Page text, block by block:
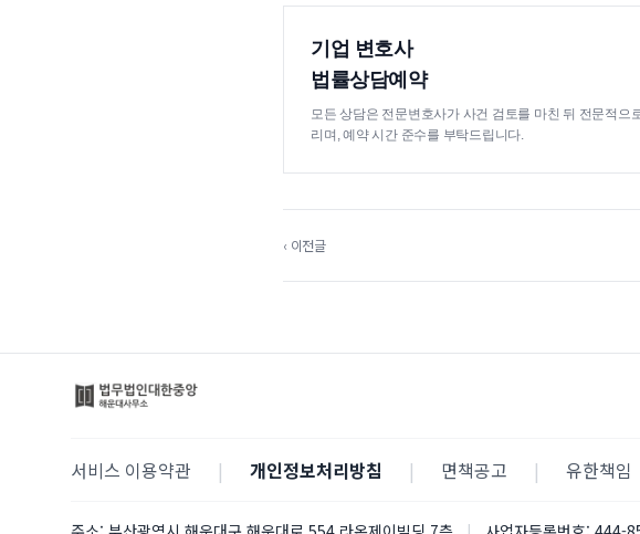
기업 변호사
법률상담예약
모든 상담은 전문변호사가 사건 검토를 마친 뒤 전문적
리며, 예약 시간 준수를 부탁드립니다.
‹ 이전글
서비스 이용약관 | 개인정보처리방침 | 면책공고 | 유한책임